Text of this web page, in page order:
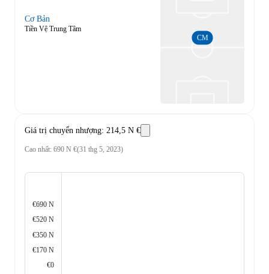
Cơ Bản
Tiền Vệ Trung Tâm
CM
Giá trị chuyển nhượng: 214,5 N €
Cao nhất: 690 N €(31 thg 5, 2023)
€690 N
€520 N
€350 N
€170 N
€0